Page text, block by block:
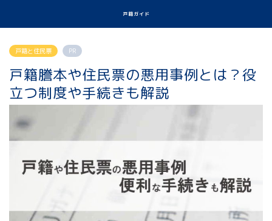
戸籍ガイド
戸籍と住民票 PR
戸籍謄本や住民票の悪用事例とは？役
立つ制度や手続きも解説